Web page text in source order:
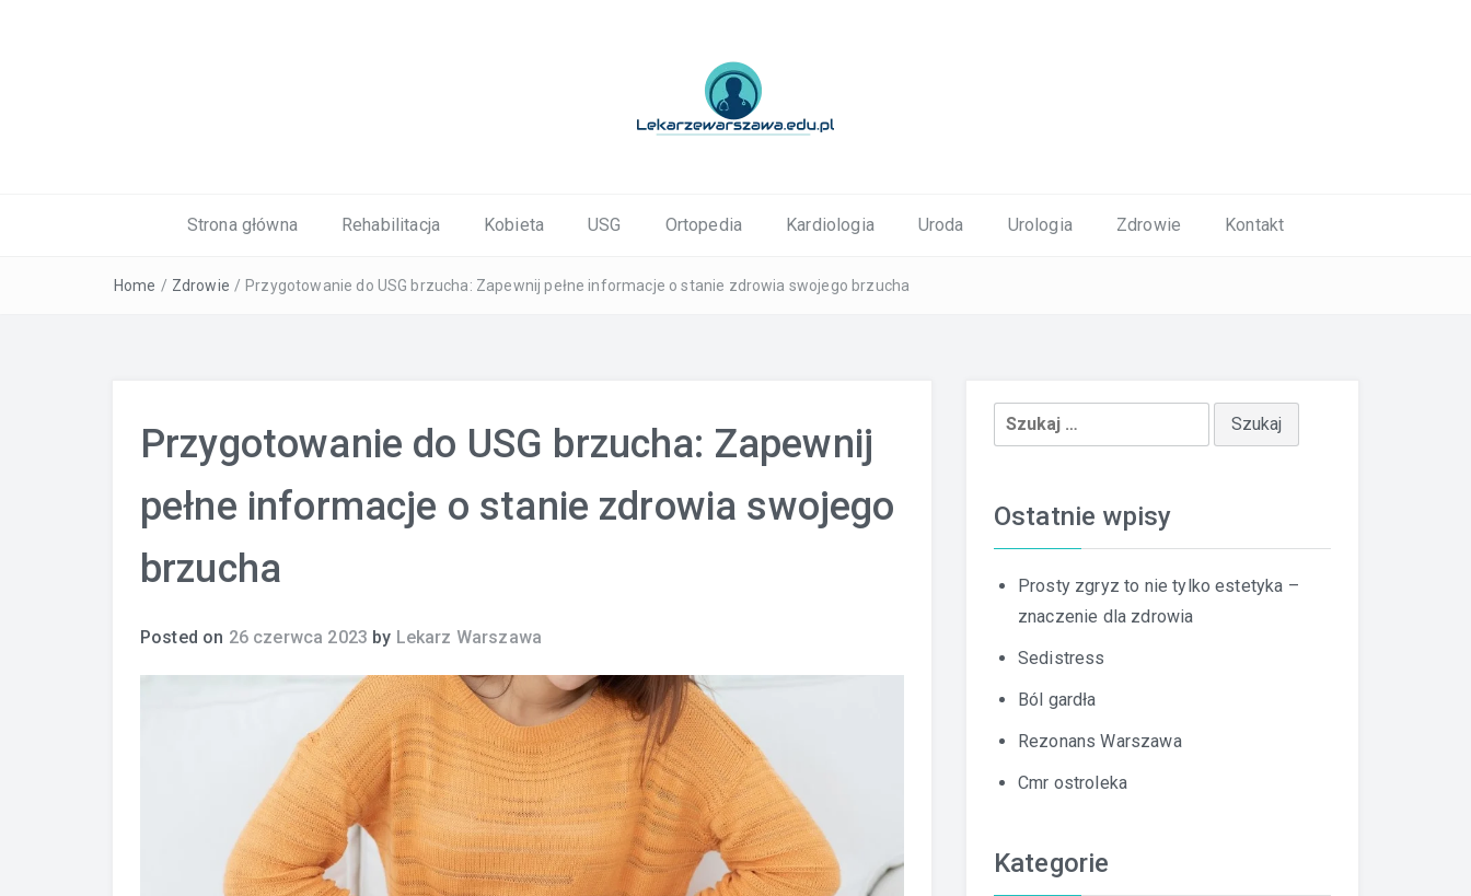
Strona główna Rehabilitacja Kobieta USG Ortopedia Kardiologia Uroda Urologia Zdrowie Kontakt
Home / Zdrowie / Przygotowanie do USG brzucha: Zapewnij pełne informacje o stanie zdrowia swojego brzucha
Przygotowanie do USG brzucha: Zapewnij
pełne informacje o stanie zdrowia swojego
brzucha
Posted on 26 czerwca 2023 by Lekarz Warszawa
Szukaj:
Ostatnie wpisy
Prosty zgryz to nie tylko estetyka –
znaczenie dla zdrowia
Sedistress
Ból gardła
Rezonans Warszawa
Cmr ostroleka
Kategorie